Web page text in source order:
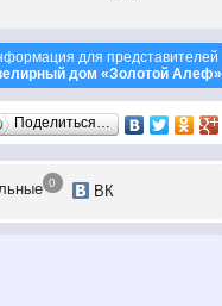
для представителей
дом «Золотой Алеф»
Поделиться…
0 ВК